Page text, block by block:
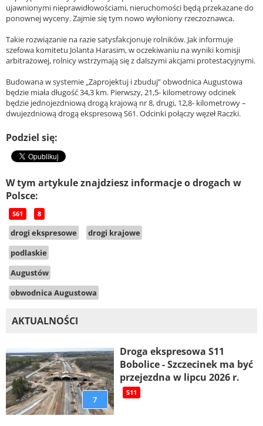
ujawnionymi nieprawidłowościami, nieruchomości będą przekazane do
ponownej wyceny. Zajmie się tym nowo wyłoniony rzeczoznawca.
Takie rozwiązanie na razie satysfakcjonuje rolników. Jak informuje
szefowa komitetu Jolanta Harasim, w oczekiwaniu na wyniki komisji
arbitrażowej, rolnicy wstrzymają się z dalszymi akcjami protestacyjnymi.
Budowana w systemie „Zaprojektuj i zbuduj” obwodnica Augustowa
będzie miała długość 34,3 km. Pierwszy, 21,5- kilometrowy odcinek
będzie jednojezdniową drogą krajową nr 8, drugi, 12,8- kilometrowy –
dwujezdniową drogą ekspresową S61. Odcinki połączy węzeł Raczki.
Podziel się:
W tym artykule znajdziesz informacje o drogach w
Polsce:
S61 8
drogi ekspresowe
drogi krajowe
podlaskie
Augustów
obwodnica Augustowa
AKTUALNOŚCI
7
Droga ekspresowa S11
Bobolice - Szczecinek ma być
przejezdna w lipcu 2026 r.
S11